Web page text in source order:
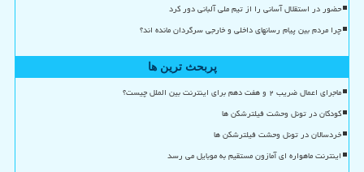
حضور در استقلال آسانی را از تیم ملی آلبانی دور کرد
چرا مردم بین پیام رسانهای داخلی و خارجی سرگردان مانده اند؟
پربحث ترین ها
ماجرای اعمال ضریب ۲ و هفت دهم برای اینترنت بین الملل چیست؟
کودکان در تونل وحشت فیلترشکن ها
خردسالان در تونل وحشت فیلترشکن ها
اینترنت ماهواره ای آمازون مستقیم به موبایل می رسد